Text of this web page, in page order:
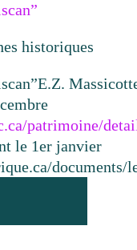
historiques
E.Z.
patrimoine/
le 1er janvier